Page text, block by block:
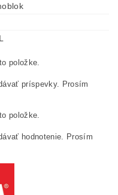
položke.
príspevky. Prosím
položke.
hodnotenie. Prosím